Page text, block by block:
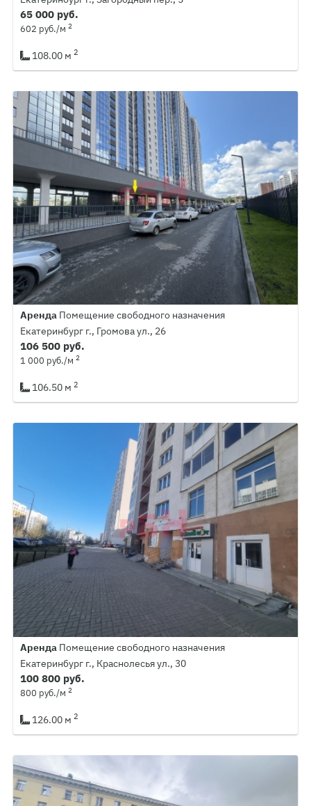
65 000 руб.
602 руб./м 2
108.00 м 2
Аренда Помещение свободного назначения
Екатеринбург г., Громова ул., 26
106 500 руб.
1 000 руб./м 2
106.50 м 2
Аренда Помещение свободного назначения
Екатеринбург г., Краснолесья ул., 30
100 800 руб.
800 руб./м 2
126.00 м 2